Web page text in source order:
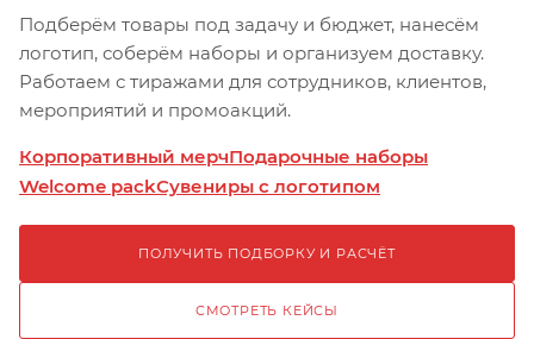
Подберём товары под задачу и бюджет, нанесём
логотип, соберём наборы и организуем доставку.
Работаем с тиражами для сотрудников, клиентов,
мероприятий и промоакций.
Корпоративный мерчПодарочные наборы
Welcome packСувениры с логотипом
ПОЛУЧИТЬ ПОДБОРКУ И РАСЧЁТ
СМОТРЕТЬ КЕЙСЫ